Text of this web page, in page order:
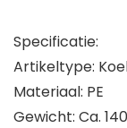
Specificatie:
Artikeltype:
Materiaal: PE
Gewicht: Ca.